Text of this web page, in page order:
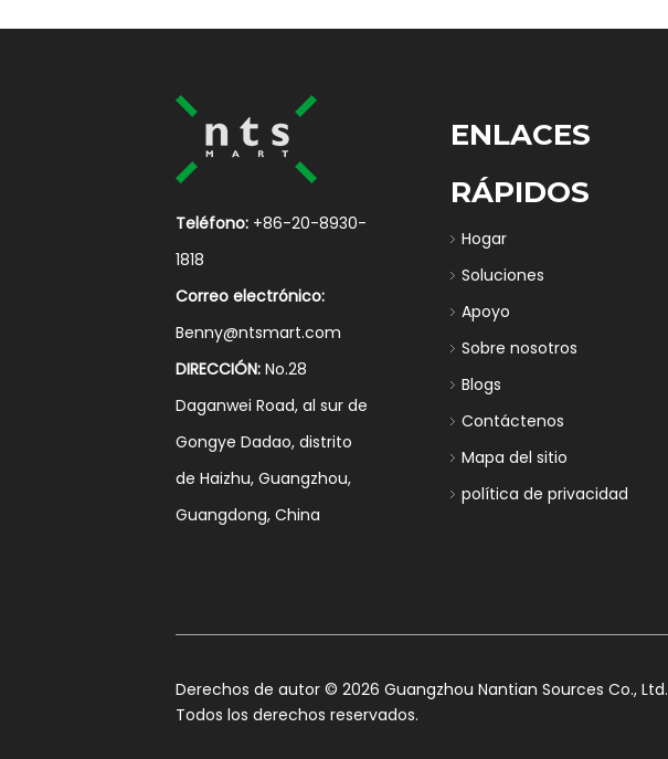
Teléfono: +86-20-8930-
1818
Correo electrónico:
Benny@ntsmart.com
DIRECCIÓN: No.28
Daganwei Road, al sur de
Gongye Dadao, distrito
de Haizhu, Guangzhou,
Guangdong, China
ENLACES
RÁPIDOS
Hogar
Soluciones
Apoyo
Sobre nosotros
Blogs
Contáctenos
Mapa del sitio
política de privacidad
​Derechos de autor ©2026 Guangzhou Nantian Sources Co., Ltd.
Todos los derechos reservados.